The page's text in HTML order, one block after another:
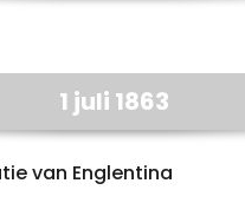
1 juli 1863
van Englentina